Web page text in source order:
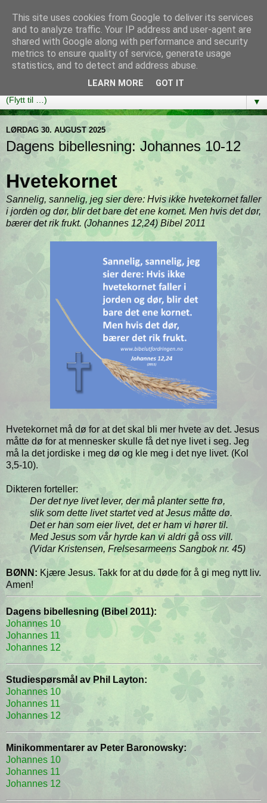
Bibelutfordringen
En bibelleseplan som hjelper deg med å lese gjennom hele
Bibelen på ett år!
▼
LØRDAG 30. AUGUST 2025
Dagens bibellesning: Johannes 10-12
Hvetekornet
Sannelig, sannelig, jeg sier dere: Hvis ikke hvetekornet faller
i jorden og dør, blir det bare det ene kornet. Men hvis det dør,
bærer det rik frukt. (Johannes 12,24) Bibel 2011
Hvetekornet må dø for at det skal bli mer hvete av det. Jesus
måtte dø for at mennesker skulle få det nye livet i seg. Jeg
må la det jordiske i meg dø og kle meg i det nye livet. (Kol
3,5-10).
Dikteren forteller:
Der det nye livet lever, der må planter sette frø,
slik som dette livet startet ved at Jesus måtte dø.
Det er han som eier livet, det er ham vi hører til.
Med Jesus som vår hyrde kan vi aldri gå oss vill.
(Vidar Kristensen, Frelsesarmeens Sangbok nr. 45)
BØNN: Kjære Jesus. Takk for at du døde for å gi meg nytt liv.
Amen!
Dagens bibellesning (Bibel 2011):
Johannes 10
Johannes 11
Johannes 12
Studiespørsmål av Phil Layton:
Johannes 10
Johannes 11
Johannes 12
Minikommentarer av Peter Baronowsky:
Johannes 10
Johannes 11
Johannes 12
This site uses cookies from Google to deliver its services
and to analyze traffic. Your IP address and user-agent are
shared with Google along with performance and security
metrics to ensure quality of service, generate usage
statistics, and to detect and address abuse.
LEARN MORE GOT IT